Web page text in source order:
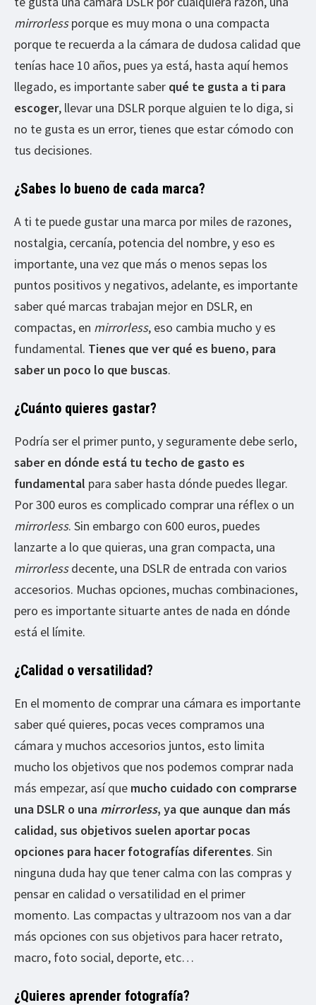
mirrorlessporque es muy mona o una compacta
porque te recuerda a la cámara de dudosa calidad que
tenías hace 10 años, pues ya está, hasta aquí hemos
llegado, es importante saber qué te gusta a ti para
escoger, llevar una DSLR porque alguien te lo diga, si
no te gusta es un error, tienes que estar cómodo con
tus decisiones.
¿Sabes lo bueno de cada marca?
A ti te puede gustar una marca por miles de razones,
nostalgia, cercanía, potencia del nombre, y eso es
importante, una vez que más o menos sepas los
puntos positivos y negativos, adelante, es importante
saber qué marcas trabajan mejor en DSLR, en
compactas, en mirrorless, eso cambia mucho y es
fundamental. Tienes que ver qué es bueno, para
saber un poco lo que buscas.
¿Cuánto quieres gastar?
Podría ser el primer punto, y seguramente debe serlo,
saber en dónde está tu techo de gasto es
fundamental para saber hasta dónde puedes llegar.
Por 300 euros es complicado comprar una réflex o un
mirrorless. Sin embargo con 600 euros, puedes
lanzarte a lo que quieras, una gran compacta, una
mirrorlessdecente, una DSLR de entrada con varios
accesorios. Muchas opciones, muchas combinaciones,
pero es importante situarte antes de nada en dónde
está el límite.
¿Calidad o versatilidad?
En el momento de comprar una cámara es importante
saber qué quieres, pocas veces compramos una
cámara y muchos accesorios juntos, esto limita
mucho los objetivos que nos podemos comprar nada
más empezar, así que mucho cuidado con comprarse
una DSLR o una mirrorless, ya que aunque dan más
calidad, sus objetivos suelen aportar pocas
opciones para hacer fotografías diferentes. Sin
ninguna duda hay que tener calma con las compras y
pensar en calidad o versatilidad en el primer
momento. Las compactas y ultrazoom nos van a dar
más opciones con sus objetivos para hacer retrato,
macro, foto social, deporte, etc…
¿Quieres aprender fotografía?